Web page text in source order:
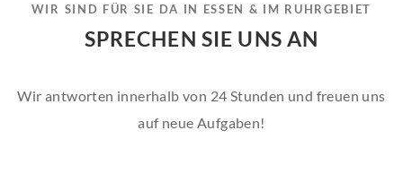
WIR SIND FÜR SIE DA IN ESSEN & IM RUHRGEBIET
SPRECHEN SIE UNS AN
Wir antworten innerhalb von 24 Stunden und freuen uns
auf neue Aufgaben!